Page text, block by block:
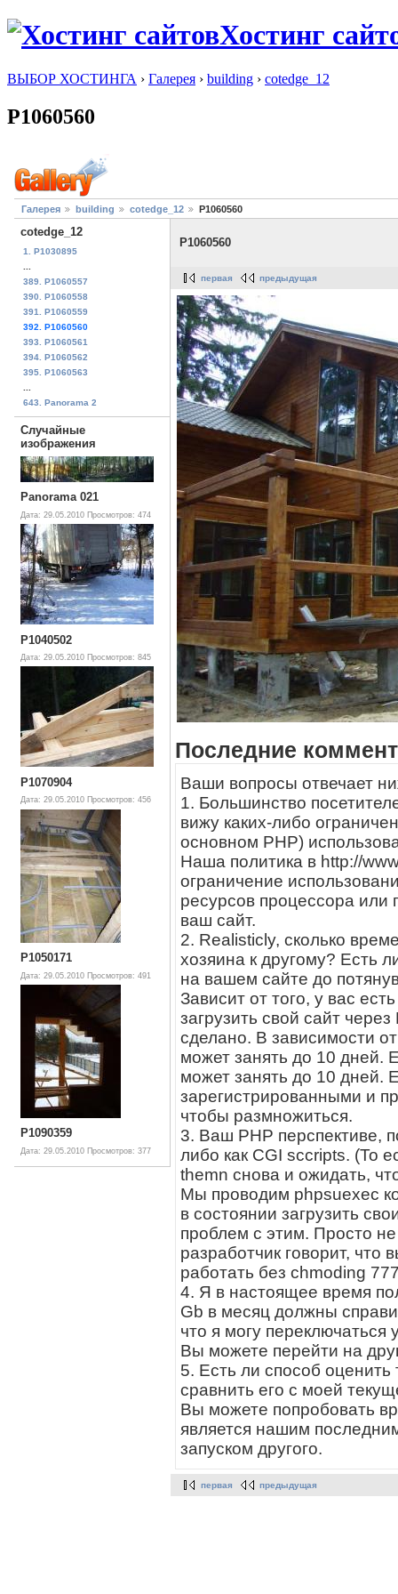
Хостинг
ВЫБОР ХОСТИНГА › Галерея › building › cotedge_12
P1060560
Галерея building cotedge_12 P1060560
cotedge_12
1. P1030895
...
389. P1060557
390. P1060558
391. P1060559
392. P1060560
393. P1060561
394. P1060562
395. P1060563
...
643. Panorama 2
Случайные
изображения
Panorama 021
Дата: 29.05.2010 Просмотров: 474
P1040502
Дата: 29.05.2010 Просмотров: 845
P1070904
Дата: 29.05.2010 Просмотров: 456
P1050171
Дата: 29.05.2010 Просмотров: 491
P1090359
Дата: 29.05.2010 Просмотров: 377
P1060560
первая предыдущая
Последние
Ваши вопросы отвечает
1. Большинство
вижу каких-либо
основном PHP)
Наша политика в http://
ограничение
ресурсов процессора или
ваш сайт.
2. Realisticly, сколько
хозяина к другому? Есть
на вашем сайте до
Зависит от того, у вас
загрузить свой сайт
сделано. В зависимости
может занять до 10 дней.
может занять до 10 дней.
зарегистрированными и
чтобы размножиться.
3. Ваш PHP перспективе,
либо как CGI sccripts. (То
themn снова и ожидать,
Мы проводим phpsuexec
в состоянии загрузить
проблем с этим. Просто
разработчик говорит, что
работать без chmoding
4. Я в настоящее время
Gb в месяц должны
что я могу
Вы можете перейти на
5. Есть ли способ оценить
сравнить его с моей
Вы можете попробовать
является нашим
запуском другого.
первая предыдущая